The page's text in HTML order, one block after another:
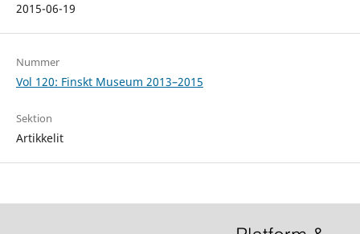
2015-06-19
Nummer
Vol 120: Finskt Museum 2013–2015
Sektion
Artikkelit